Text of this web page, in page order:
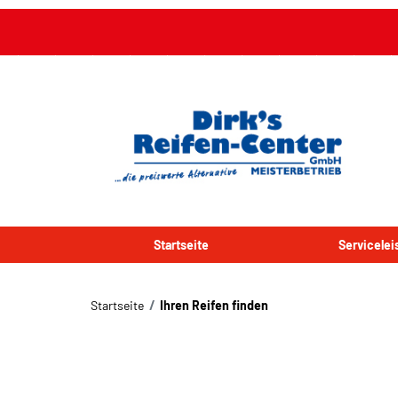
Startseite
Startseite Ihren Reifen finden